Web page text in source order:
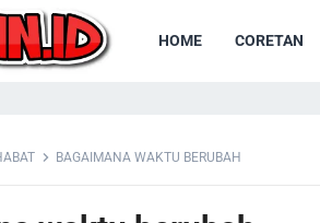
HOME CORETAN
BAGAIMANA WAKTU BERUBAH